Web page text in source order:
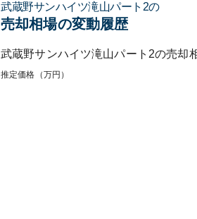
武蔵野サンハイツ滝山パート2の
売却相場の変動履歴
武蔵野サンハイツ滝山パート2の売却
推定価格（万円）